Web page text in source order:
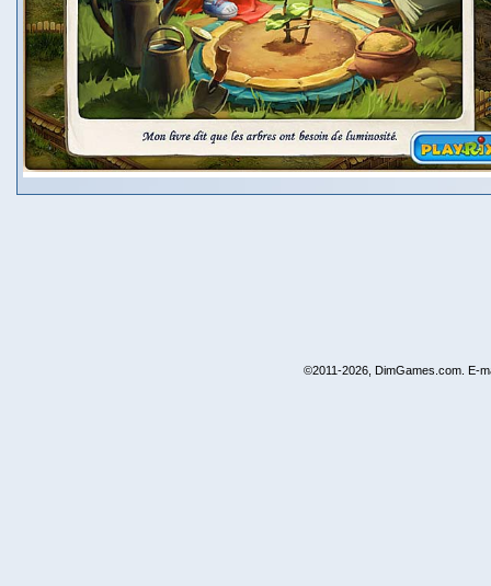
©2011-2026, DimGames.com. E-